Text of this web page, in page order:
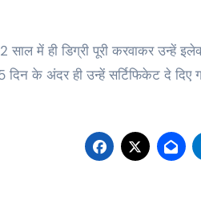
में ही डिग्री पूरी करवाकर उन्हें
दिन के अंदर ही उन्हें सर्टिफिकेट दे दिए